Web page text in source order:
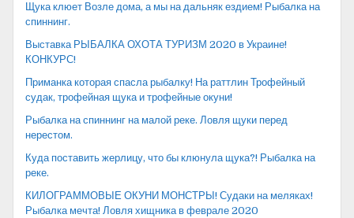
Щука клюет Возле дома, а мы на дальняк ездием! Рыбалка на
спиннинг.
Выставка РЫБАЛКА ОХОТА ТУРИЗМ 2020 в Украине!
КОНКУРС!
Приманка которая спасла рыбалку! На раттлин Трофейный
судак, трофейная щука и трофейные окуни!
Рыбалка на спиннинг на малой реке. Ловля щуки перед
нерестом.
Куда поставить жерлицу, что бы клюнула щука?! Рыбалка на
реке.
КИЛОГРАММОВЫЕ ОКУНИ МОНСТРЫ! Судаки на меляках!
Рыбалка мечта! Ловля хищника в феврале 2020